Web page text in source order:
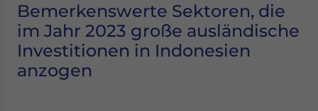
Bemerkenswerte Sektoren, die
im Jahr 2023 große ausländische
Investitionen in Indonesien
anzogen